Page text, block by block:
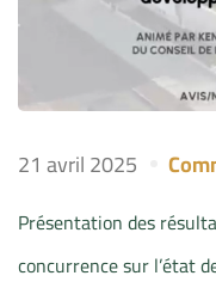
21 avril 2025
Présentation des
concurrence sur l’état